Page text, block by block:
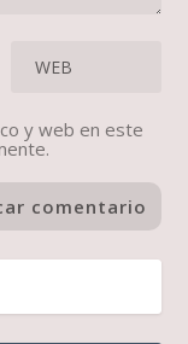
y web en este